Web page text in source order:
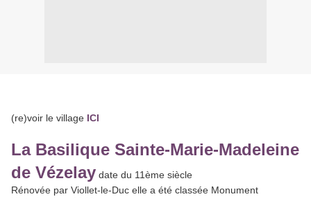
(re)voir le village ICI
La Basilique Sainte-Marie-Madeleine
de Vézelay date du 11ème siècle
Rénovée par Viollet-le-Duc elle a été classée Monument